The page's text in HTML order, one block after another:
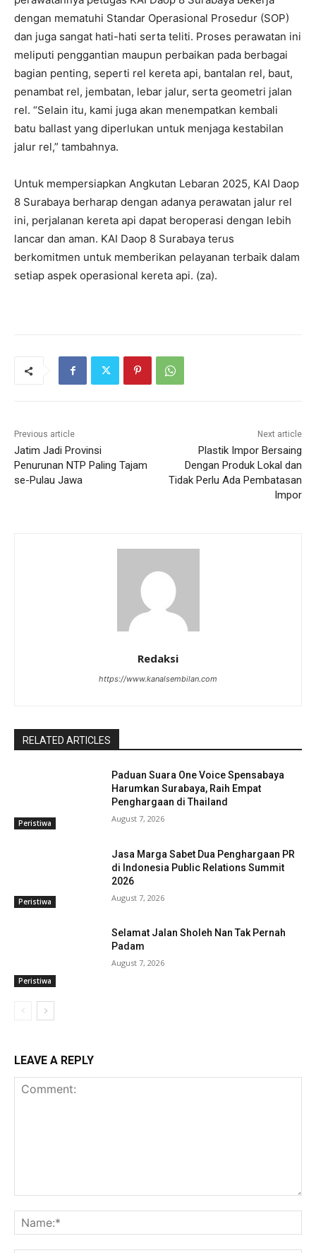
dengan mematuhi Standar Operasional Prosedur (SOP)
dan juga sangat hati-hati serta teliti. Proses perawatan ini
meliputi penggantian maupun perbaikan pada berbagai
bagian penting, seperti rel kereta api, bantalan rel, baut,
penambat rel, jembatan, lebar jalur, serta geometri jalan
rel. “Selain itu, kami juga akan menempatkan kembali
batu ballast yang diperlukan untuk menjaga kestabilan
jalur rel,” tambahnya.
Untuk mempersiapkan Angkutan Lebaran 2025, KAI Daop
8 Surabaya berharap dengan adanya perawatan jalur rel
ini, perjalanan kereta api dapat beroperasi dengan lebih
lancar dan aman. KAI Daop 8 Surabaya terus
berkomitmen untuk memberikan pelayanan terbaik dalam
setiap aspek operasional kereta api. (za).
Previous article
Jatim Jadi Provinsi
Penurunan NTP Paling Tajam
se-Pulau Jawa
Next article
Plastik Impor Bersaing
Dengan Produk Lokal dan
Tidak Perlu Ada Pembatasan
Impor
Redaksi
https://www.kanalsembilan.com
RELATED ARTICLES
Peristiwa
Paduan Suara One Voice Spensabaya
Harumkan Surabaya, Raih Empat
Penghargaan di Thailand
August 7, 2026
Peristiwa
Jasa Marga Sabet Dua Penghargaan PR
di Indonesia Public Relations Summit
2026
August 7, 2026
Peristiwa
Selamat Jalan Sholeh Nan Tak Pernah
Padam
August 7, 2026
LEAVE A REPLY